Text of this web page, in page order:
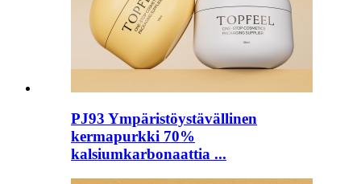
PJ93 Ympäristöystävällinen
kermapurkki 70%
kalsiumkarbonaattia ...